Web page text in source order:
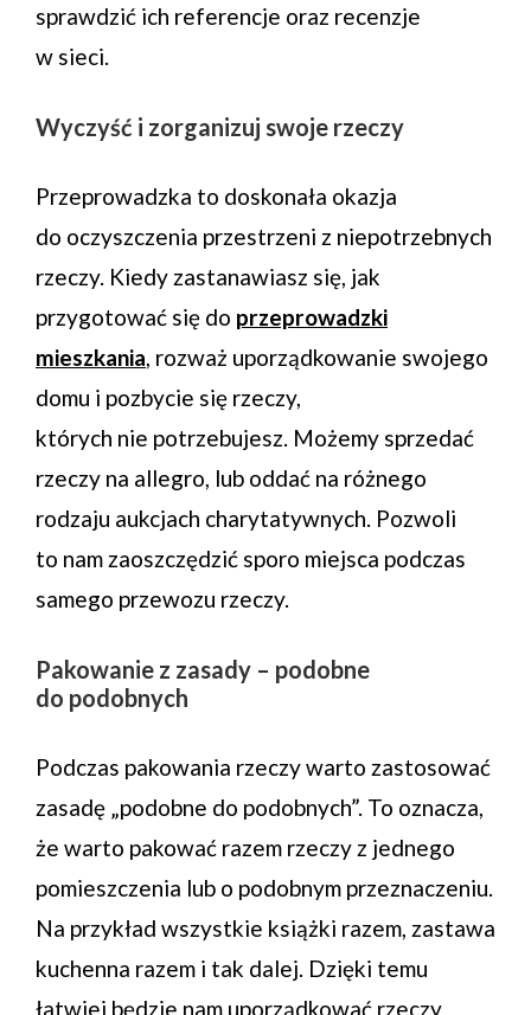
sprawdzić ich referencje oraz recenzje
w sieci.
Wyczyść i zorganizuj swoje rzeczy
Przeprowadzka to doskonała okazja
do oczyszczenia przestrzeni z niepotrzebnych
rzeczy. Kiedy zastanawiasz się, jak
przygotować się do przeprowadzki
mieszkania, rozważ uporządkowanie swojego
domu i pozbycie się rzeczy,
których nie potrzebujesz. Możemy sprzedać
rzeczy na allegro, lub oddać na różnego
rodzaju aukcjach charytatywnych. Pozwoli
to nam zaoszczędzić sporo miejsca podczas
samego przewozu rzeczy.
Pakowanie z zasady – podobne
do podobnych
Podczas pakowania rzeczy warto zastosować
zasadę „podobne do podobnych”. To oznacza,
że warto pakować razem rzeczy z jednego
pomieszczenia lub o podobnym przeznaczeniu.
Na przykład wszystkie książki razem, zastawa
kuchenna razem i tak dalej. Dzięki temu
łatwiej będzie nam uporządkować rzeczy